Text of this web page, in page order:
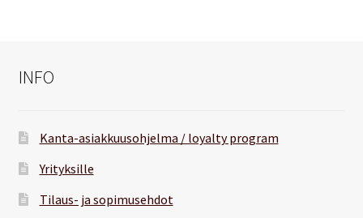
INFO
Kanta-asiakkuusohjelma / loyalty program
Yrityksille
Tilaus- ja sopimusehdot